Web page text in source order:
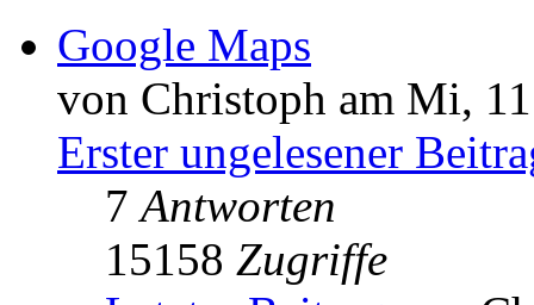
Google Maps
von Christoph am Mi,
Erster ungelesener
7Antworten
15158 Zugriffe